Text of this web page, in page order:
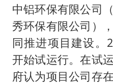
中铝环保有限公司
秀环保有限公司）
同推进项目建设。
开始试运行。在试
府认为项目公司存